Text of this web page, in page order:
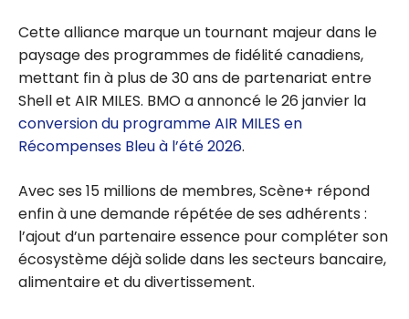
Cette alliance marque un tournant majeur dans le
paysage des programmes de fidélité canadiens,
mettant fin à plus de 30 ans de partenariat entre
Shell et AIR MILES. BMO a annoncé le 26 janvier la
conversion du programme AIR MILES en
Récompenses Bleu à l’été 2026.
Avec ses 15 millions de membres, Scène+ répond
enfin à une demande répétée de ses adhérents :
l’ajout d’un partenaire essence pour compléter son
écosystème déjà solide dans les secteurs bancaire,
alimentaire et du divertissement.